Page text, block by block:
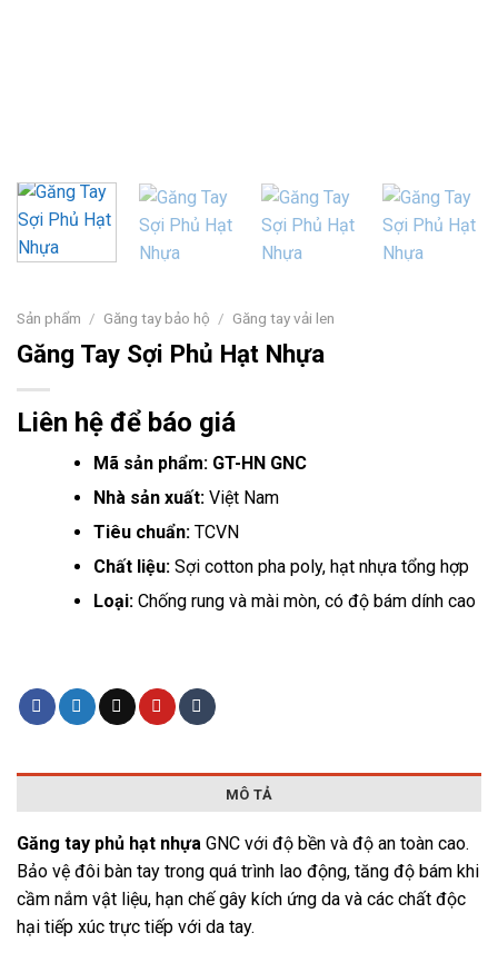
Sản phẩm / Găng tay bảo hộ / Găng tay vải len
Găng Tay Sợi Phủ Hạt Nhựa
Liên hệ để báo giá
Mã sản phẩm: GT-HN GNC
Nhà sản xuất: Việt Nam
Tiêu chuẩn:TCVN
Chất liệu: Sợi cotton pha poly, hạt nhựa tổng hợp
Loại: Chống rung và mài mòn, có độ bám dính cao
MÔ TẢ
Găng tay phủ hạt nhựa GNC với độ bền và độ an toàn cao.
Bảo vệ đôi bàn tay trong quá trình lao động, tăng độ bám khi
cầm nắm vật liệu, hạn chế gây kích ứng da và các chất độc
hại tiếp xúc trực tiếp với da tay.